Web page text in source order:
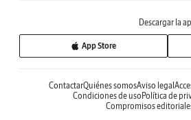
Descargar la
App Store
ContactarQuiénes somosAviso legal
Condiciones de usoPolítica de
Compromisos